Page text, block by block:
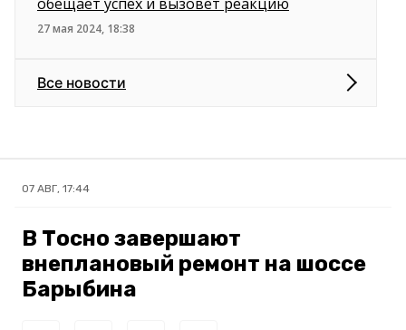
27 мая 2024, 18:38
Все новости
07 АВГ, 17:44
В Тосно завершают
внеплановый ремонт на шоссе
Барыбина